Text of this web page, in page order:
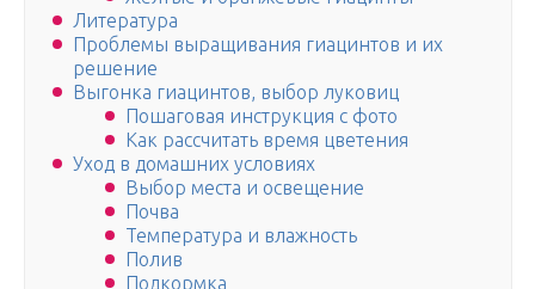
Литература
Проблемы выращивания гиацинтов и их
решение
Выгонка гиацинтов, выбор луковиц
Пошаговая инструкция с фото
Как рассчитать время цветения
Уход в домашних условиях
Выбор места и освещение
Почва
Температура и влажность
Полив
Подкормка